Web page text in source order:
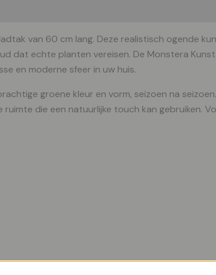
van 60 cm lang. Deze realistisch ogende
dat echte planten vereisen. De Monstera
en moderne sfeer in uw huis.
groene kleur en vorm, seizoen na
die een natuurlijke touch kan gebruiken.
zonder onderhoud. Zijn realistische groene